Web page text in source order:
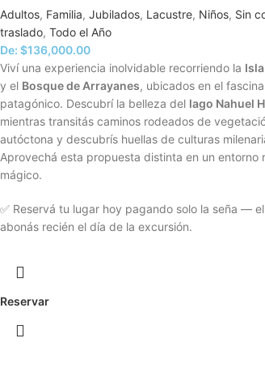
Adultos, Familia, Jubilados, Lacustre, Niños, Sin
traslado, Todo el Año
De: $136,000.00
Viví una experiencia inolvidable recorriendo la
y el Bosque de Arrayanes, ubicados en el
patagónico. Descubrí la belleza del lago Nahuel
mientras transitás caminos rodeados de
autóctona y descubrís huellas de culturas
Aprovechá esta propuesta distinta en un entorno
mágico.
✅ Reservá tu lugar hoy pagando solo la seña —
abonás recién el día de la excursión.
Reservar